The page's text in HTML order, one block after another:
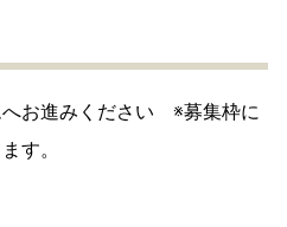
お進みください ※募集枠に
す。